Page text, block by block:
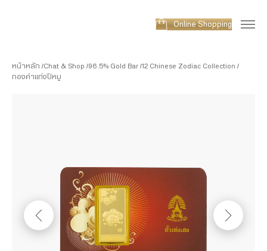
Online Shopping
หน้าหลัก Chat & Shop 96.5% Gold Bar 12 Chinese Zodiac Collection
ทองคำแท่งปีหมู